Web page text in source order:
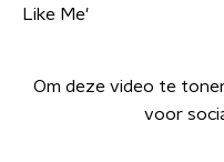
Like Me'
Om deze video te
voor